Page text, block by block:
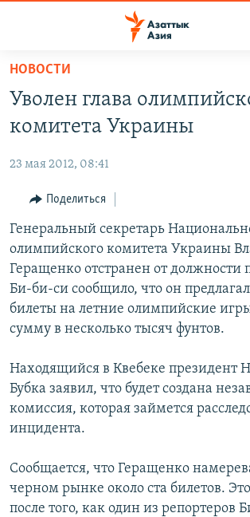
Вернуться
основному
содержанию
навигации
Вернутся
поиску
УЗБЕКИСТАН
ТАДЖИКИСТАН
НА ДРУГИХ ЯЗЫКАХ
ҚАЗАҚША
КЫРГЫЗЧА
ТОҶИКӢ
TÜRKMENÇE
Все сайты РСЕ/РС
НОВОСТИ
Уволен глава
комитета Украины
23 мая 2012, 08:41
Поделиться
Генеральный секретарь
олимпийского комитета Украины
Геращенко отстранен от должности
Би-би-си сообщило, что он
билеты на летние олимпийские
сумму в несколько тысяч фунтов.
Находящийся в Квебеке президент
Бубка заявил, что будет создана
комиссия, которая займется
инцидента.
Сообщается, что Геращенко
черном рынке около ста билетов.
после того, как один из репортеров